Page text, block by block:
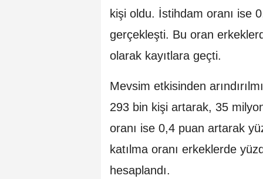
kişi oldu. İstihdam oranı ise
gerçekleşti. Bu oran
olarak kayıtlara geçti.
Mevsim etkisinden
293 bin kişi artarak, 35
oranı ise 0,4 puan artarak
katılma oranı erkeklerde
hesaplandı.